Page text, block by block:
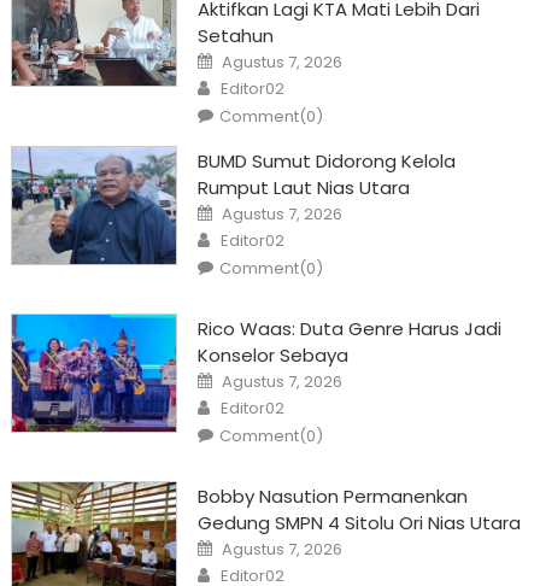
Aktifkan Lagi KTA Mati Lebih Dari
Setahun
Posted
on
Agustus 7, 2026
Author
Editor02
Comment(0)
BUMD Sumut Didorong Kelola
Rumput Laut Nias Utara
Posted
on
Agustus 7, 2026
Author
Editor02
Comment(0)
Rico Waas: Duta Genre Harus Jadi
Konselor Sebaya
Posted
on
Agustus 7, 2026
Author
Editor02
Comment(0)
Bobby Nasution Permanenkan
Gedung SMPN 4 Sitolu Ori Nias Utara
Posted
on
Agustus 7, 2026
Author
Editor02